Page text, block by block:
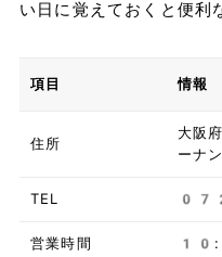
い日に覚えておくと便利
項目 情報
住所
大阪
ーナ
TEL
営業時間